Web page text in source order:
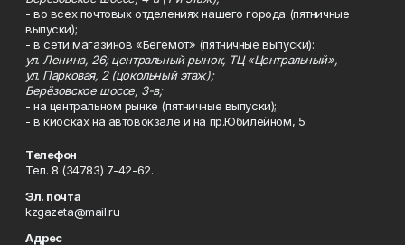
- во всех почтовых отделениях нашего города (пятничные
выпуски);
- в сети магазинов «Бегемот» (пятничные выпуски):
ул. Ленина, 26; центральный рынок, ТЦ «Центральный»,
ул. Парковая, 2 (цокольный этаж);
Берёзовское шоссе, 3-в;
- на центральном рынке (пятничные выпуски);
- в киосках на автовокзале и на пр.Юбилейном, 5.
Телефон
Тел. 8 (34783) 7-42-62.
Эл. почта
kzgazeta@mail.ru
Адрес